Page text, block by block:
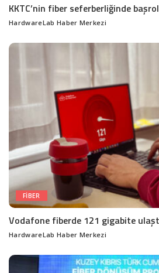
KKTC’nin fiber seferberliğinde
Posted
HardwareLab Haber Merkezi
FIBER
Vodafone fiberde 121 gigabite
Posted
HardwareLab Haber Merkezi